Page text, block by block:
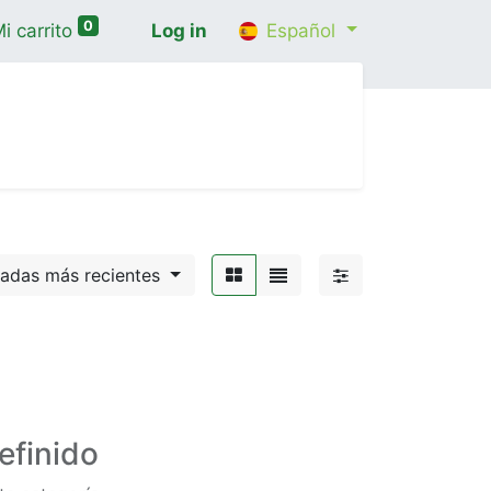
carrito 0 Log in Español
más recientes